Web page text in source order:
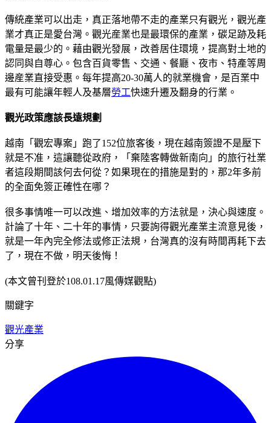
傳統產業可以出走，真正落地帶不走的產業只有觀光，觀光產
業才真正是愛台灣。觀光産業也是最環保的產業，碳足跡及耗
電量是最少的。藉由觀光發展，改善居住環境，提高對土地的
認同與自尊心。包含百貨零售、交通、餐廳、夜市、特產等周
邊産業直接受惠。每年提高20-30萬人的就業機會，是百業中
最有可能讓年輕人及基層勞工快速升遷及翻身的行業。
觀光政策應該長遠規劃
越南「觀宏專案」跑了152位旅客後，現在越南簽證不是壓下
就是不准，這讓聽從政府，「棄陸客轉做新南向」的旅行社業
者這段期間該何去何從？如果現在的措施是對的，那2年多前
的全面免簽正確性在哪？
很多事情唯一可以改進、增加效率的方法就是，決心與速度。
計論了十年、二十年的事情，只要詢得觀光產業主流意見後，
就是一年內完全修法或修正法規，台灣真的沒有時間再耗下去
了，現在不做，明天後悔！
(本文曾刊登於108.01.17風傳媒觀點)
關鍵字
觀光產業
分享